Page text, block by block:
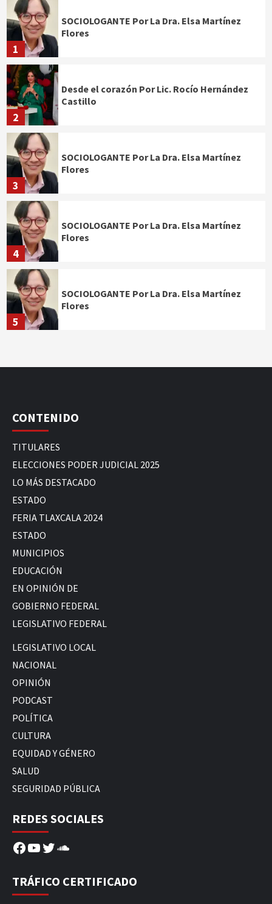
1
SOCIOLOGANTE Por La Dra. Elsa Martínez
Flores
2
Desde el corazón Por Lic. Rocío Hernández
Castillo
3
SOCIOLOGANTE Por La Dra. Elsa Martínez
Flores
4
SOCIOLOGANTE Por La Dra. Elsa Martínez
Flores
5
SOCIOLOGANTE Por La Dra. Elsa Martínez
Flores
CONTENIDO
TITULARES
ELECCIONES PODER JUDICIAL 2025
LO MÁS DESTACADO
ESTADO
FERIA TLAXCALA 2024
ESTADO
MUNICIPIOS
EDUCACIÓN
EN OPINIÓN DE
GOBIERNO FEDERAL
LEGISLATIVO FEDERAL
LEGISLATIVO LOCAL
NACIONAL
OPINIÓN
PODCAST
POLÍTICA
CULTURA
EQUIDAD Y GÉNERO
SALUD
SEGURIDAD PÚBLICA
REDES SOCIALES
Facebook
YouTube
Twitter
SoundCloud
TRÁFICO CERTIFICADO